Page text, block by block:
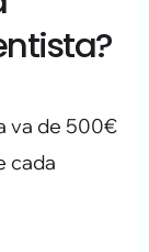
va de 500€
cada